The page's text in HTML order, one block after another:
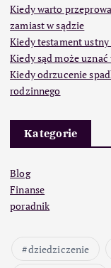
Kiedy warto
zamiast w sądzie
Kiedy testament
Kiedy sąd może
Kiedy odrzucenie
rodzinnego
Kategorie
Blog
Finanse
poradnik
dziedziczenie